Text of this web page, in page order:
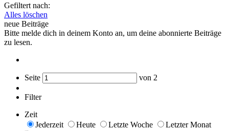
Gefiltert nach:
Alles löschen
neue Beiträge
Bitte melde dich in deinem Konto an, um deine abonnierte Beiträge
zu lesen.
Seite von 2
Filter
Zeit
Jederzeit
Heute Letzte Woche
Letzter Monat